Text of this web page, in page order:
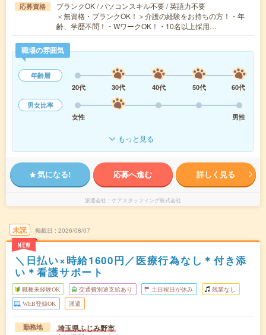
応募資格
ブランクOK / パソコンスキル不要 / 英語力不要
＜無資格・ブランクOK！＞介護の経験をお持ちの方！・年
齢、学歴不問！・WワークOK！・10名以上採用…
職場の雰囲気
年齢層
20代
30代 40代 50代
60代
男女比率
女性
男性
もっと見る
気になる! 応募へ進む 詳しく見る
派遣会社 ケアスタッフィング株式会社
未読
NEW
掲載日 2026/08/07
＼日払い×時給1600円／医療行為なし＊付き添
い＊看護サポート
職種未経験OK 交通費別途支給あり 土日祝日が休み 残業なし
WEB登録OK 派遣
勤務地 埼玉県ふじみ野市